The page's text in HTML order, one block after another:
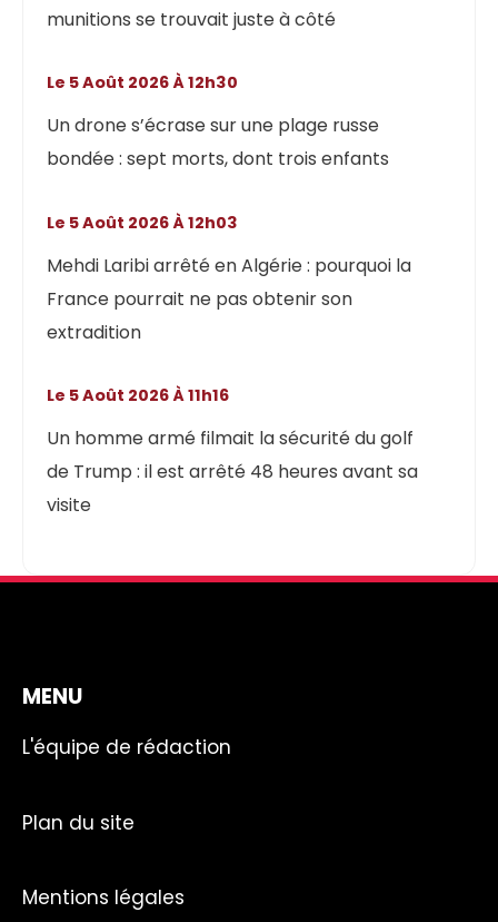
munitions se trouvait juste à côté
Un drone s’écrase sur une plage russe
bondée : sept morts, dont trois enfants
Le 5 Août 2026 À 12h30
Mehdi Laribi arrêté en Algérie : pourquoi la
France pourrait ne pas obtenir son
extradition
Le 5 Août 2026 À 12h03
Un homme armé filmait la sécurité du golf
de Trump : il est arrêté 48 heures avant sa
visite
Le 5 Août 2026 À 11h16
MENU
L'équipe de rédaction
Plan du site
Mentions légales